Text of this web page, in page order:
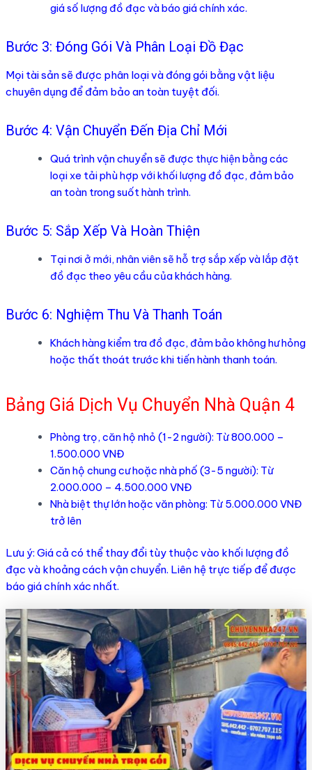
giá số lượng đồ đạc và báo giá chính xác.
Bước 3: Đóng Gói Và Phân Loại Đồ Đạc
Mọi tài sản sẽ được phân loại và đóng gói bằng vật liệu
chuyên dụng để đảm bảo an toàn tuyệt đối.
Bước 4: Vận Chuyển Đến Địa Chỉ Mới
Quá trình vận chuyển sẽ được thực hiện bằng các
loại xe tải phù hợp với khối lượng đồ đạc, đảm bảo
an toàn trong suốt hành trình.
Bước 5: Sắp Xếp Và Hoàn Thiện
Tại nơi ở mới, nhân viên sẽ hỗ trợ sắp xếp và lắp đặt
đồ đạc theo yêu cầu của khách hàng.
Bước 6: Nghiệm Thu Và Thanh Toán
Khách hàng kiểm tra đồ đạc, đảm bảo không hư hỏng
hoặc thất thoát trước khi tiến hành thanh toán.
Bảng Giá Dịch Vụ Chuyển Nhà Quận 4
Phòng trọ, căn hộ nhỏ (1-2 người): Từ 800.000 –
1.500.000 VNĐ
Căn hộ chung cư hoặc nhà phố (3-5 người): Từ
2.000.000 – 4.500.000 VNĐ
Nhà biệt thự lớn hoặc văn phòng: Từ 5.000.000 VNĐ
trở lên
Lưu ý: Giá cả có thể thay đổi tùy thuộc vào khối lượng đồ
đạc và khoảng cách vận chuyển. Liên hệ trực tiếp để được
báo giá chính xác nhất.